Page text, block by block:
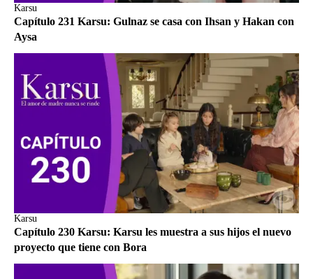
Karsu
Capítulo 231 Karsu: Gulnaz se casa con Ihsan y Hakan con
Aysa
Karsu
Capítulo 230 Karsu: Karsu les muestra a sus hijos el nuevo
proyecto que tiene con Bora